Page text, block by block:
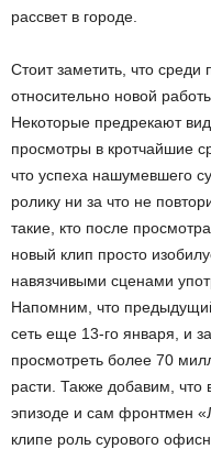
рассвет в городе.
Стоит заметить, что среди
относительно новой
Некоторые предрекают
просмотры в кротчайшие
что успеха нашумевшего
ролику ни за что не
такие, кто после
новый клип просто
навязчивыми сценами
Напомним, что
сеть еще 13-го января, и
просмотреть более 70
расти. Также добавим, что
эпизоде и сам фронтмен
клипе роль сурового